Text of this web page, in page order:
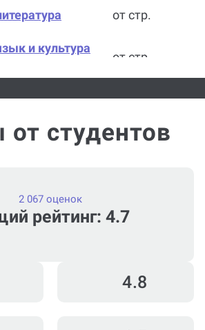
от стр.
и культура
от стр.
от стр.
от стр.
студентов
рейтинг: 4.7
2 067 оценок
4.8